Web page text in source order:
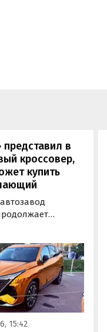
в
кроссовер,
купить
растет. На днях
фестивале
на ВДНХ в
прочих
был
семиместный
15:42